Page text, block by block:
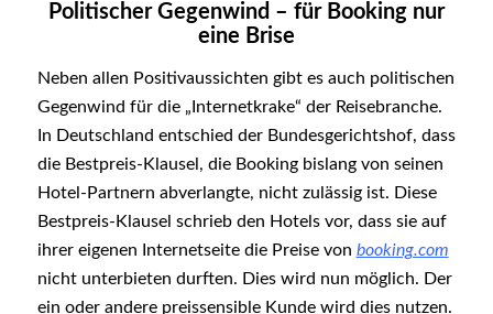
Politischer Gegenwind – für Booking nur
eine Brise
Neben allen Positivaussichten gibt es auch politischen
Gegenwind für die „Internetkrake“ der Reisebranche.
In Deutschland entschied der Bundesgerichtshof, dass
die Bestpreis-Klausel, die Booking bislang von seinen
Hotel-Partnern abverlangte, nicht zulässig ist. Diese
Bestpreis-Klausel schrieb den Hotels vor, dass sie auf
ihrer eigenen Internetseite die Preise von booking.com
nicht unterbieten durften. Dies wird nun möglich. Der
ein oder andere preissensible Kunde wird dies nutzen.